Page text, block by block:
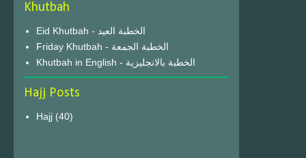
Khutbah
Eid Khutbah - الخطبة العيد
Friday Khutbah - الخطبة الجمعة
Khutbah in English - الخطبة بالانجليزية
Hajj Posts
Hajj (40)